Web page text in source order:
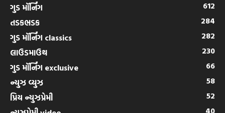
ગુડ મૉર્નિંગ
612
તડકભડક
284
ગુડ મૉર્નિંગ classics
282
લાઉડમાઉથ
230
ગુડ મૉર્નિંગ exclusive
66
ન્યુઝ વ્યુઝ
58
પ્રિય ન્યુઝપ્રેમી
52
40